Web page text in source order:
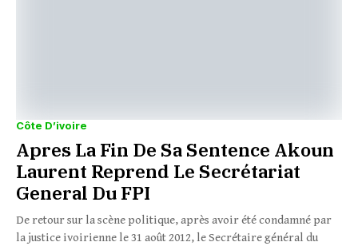
Côte D’ivoire
Apres La Fin De Sa Sentence Akoun
Laurent Reprend Le Secrétariat
General Du FPI
De retour sur la scène politique, après avoir été condamné par
la justice ivoirienne le 31 août 2012, le Secrétaire général du